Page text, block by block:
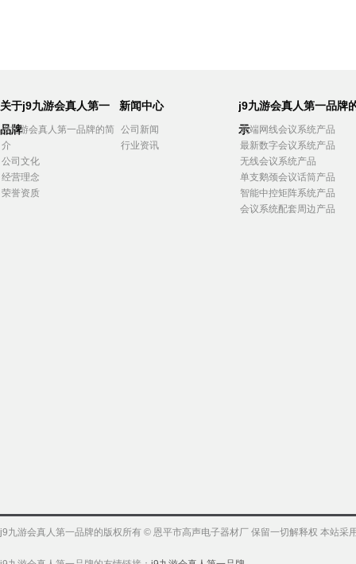
关于j9九游会真人第一
品牌
j9九游会真人第一品牌的简
介
公司文化
经营理念
荣誉资质
新闻中心
公司新闻
行业资讯
j9九游会真人第一品牌
示
高端网线会议系统产品
最新数字会议系统产品
无线会议系统产品
单支鹅颈会议话筒产品
智能中控矩阵系统产品
会议系统配套周边产品
j9九游会真人第一品牌的版权所有 © 恩平市高声电子器材厂 保留一切解释权 本站采